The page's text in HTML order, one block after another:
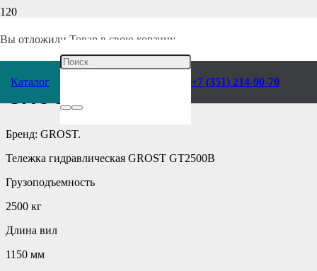
Вы отложили Товар в свою корзину.
Каталог +7 (351) 214-90-70
Тележка гидравлическая
GROST GT2500B
Бренд: GROST.
Тележка гидравлическая GROST GT2500B
Грузоподъемность
2500 кг
Длина вил
1150 мм